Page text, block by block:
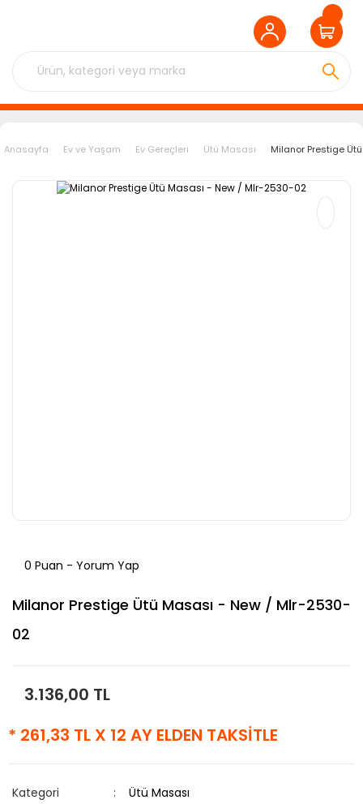
Anasayfa Ev ve Yaşam Ev Gereçleri Ütü Masası Milanor Prestige
0 Puan - Yorum Yap
Milanor Prestige Ütü Masası - New / Mlr-2530-
02
3.136,00 TL
* 261,33 TL X 12 AY ELDEN TAKSİTLE
Kategori
Ütü Masası